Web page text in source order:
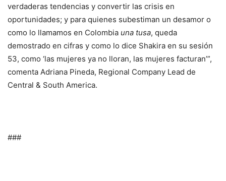
verdaderas tendencias y convertir las crisis en
oportunidades; y para quienes subestiman un desamor o
como lo llamamos en Colombia una tusa, queda
demostrado en cifras y como lo dice Shakira en su sesión
53, como ‘las mujeres ya no lloran, las mujeres facturan’”,
comenta Adriana Pineda, Regional Company Lead de
Central & South America.
###